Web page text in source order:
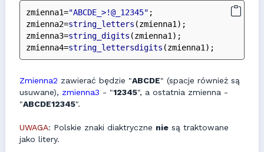
zmienna1="ABCDE_>!@_12345" ;
zmienna2=string_letters (zmienna1);
zmienna3=string_digits (zmienna1);
zmienna4=string_lettersdigits (zmienna1);
Zmienna2 zawierać będzie "ABCDE" (spacje również są
usuwane), zmienna3 - "12345", a ostatnia zmienna -
"ABCDE12345".
UWAGA: Polskie znaki diaktryczne nie są traktowane
jako litery.